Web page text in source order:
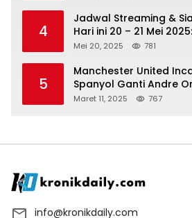
4
Jadwal Streaming &
Hari ini 20 – 21 Mei
vs Bournemouth
Mei 20, 2025 781
5
Manchester United
Spanyol Ganti Andre
Maret 11, 2025 767
info@kronikdaily.com